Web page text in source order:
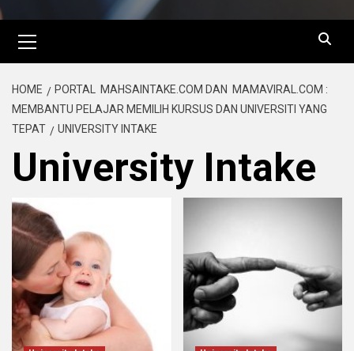
HOME
PORTAL MAHSAINTAKE.COM DAN MAMAVIRAL.COM :
MEMBANTU PELAJAR MEMILIH KURSUS DAN UNIVERSITI YANG
TEPAT
UNIVERSITY INTAKE
University Intake